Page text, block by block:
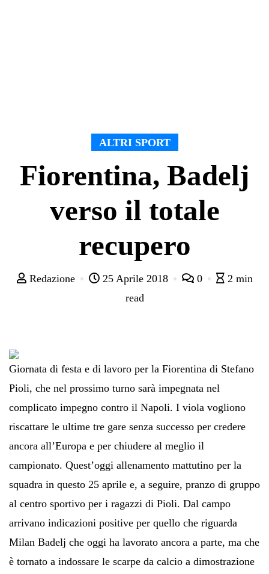
ALTRI SPORT
Fiorentina, Badelj
verso il totale
recupero
Redazione 25 Aprile 2018 0
2 min
read
Giornata di festa e di lavoro per la Fiorentina di Stefano
Pioli, che nel prossimo turno sarà impegnata nel
complicato impegno contro il Napoli. I viola vogliono
riscattare le ultime tre gare senza successo per credere
ancora all’Europa e per chiudere al meglio il
campionato. Quest’oggi allenamento mattutino per la
squadra in questo 25 aprile e, a seguire, pranzo di gruppo
al centro sportivo per i ragazzi di Pioli. Dal campo
arrivano indicazioni positive per quello che riguarda
Milan Badelj che oggi ha lavorato ancora a parte, ma che
è tornato a indossare le scarpe da calcio a dimostrazione